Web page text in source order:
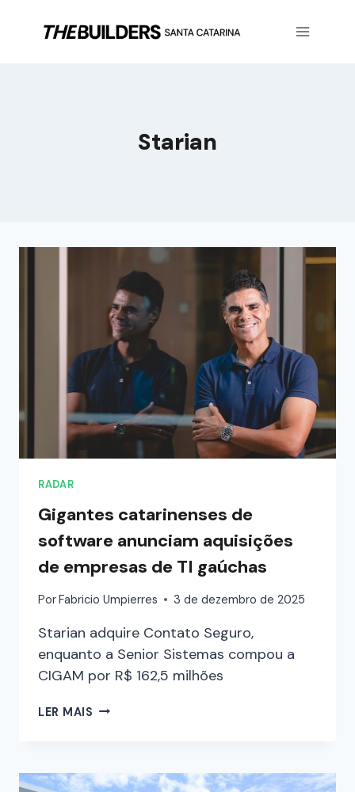
Starian
RADAR
Gigantes catarinenses de
software anunciam aquisições
de empresas de TI gaúchas
PorFabricio Umpierres 3 de dezembro de 2025
Starian adquire Contato Seguro,
enquanto a Senior Sistemas compou a
CIGAM por R$ 162,5 milhões
LER MAIS